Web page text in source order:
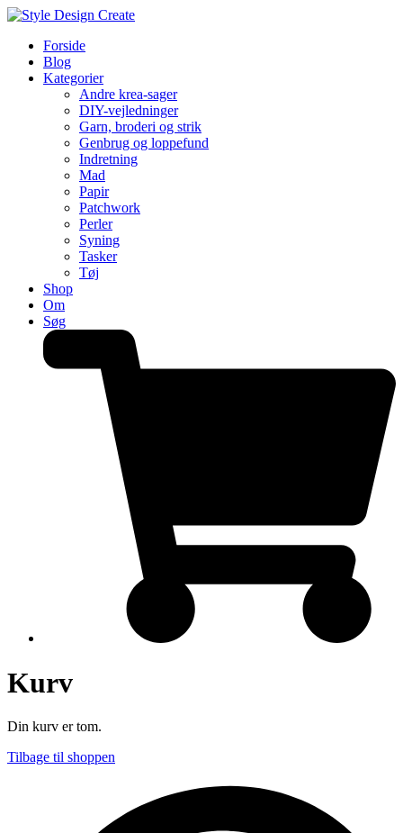
Forside
Blog
Kategorier
Andre krea-sager
DIY-vejledninger
Garn, broderi og strik
Genbrug og loppefund
Indretning
Mad
Papir
Patchwork
Perler
Syning
Tasker
Tøj
Shop
Om
Søg
Kurv
Din kurv er tom.
Tilbage til shoppen